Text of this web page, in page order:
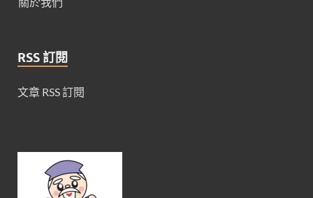
RSS 訂閱
文章 RSS 訂閱